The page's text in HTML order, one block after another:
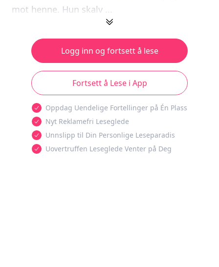
mot henne. Hun skalv ...
Logg inn og fortsett å lese
Fortsett å Lese i App
Oppdag Uendelige Fortellinger på Én Plass
Nyt Reklamefri Leseglede
Unnslipp til Din Personlige Leseparadis
Uovertruffen Leseglede Venter på Deg